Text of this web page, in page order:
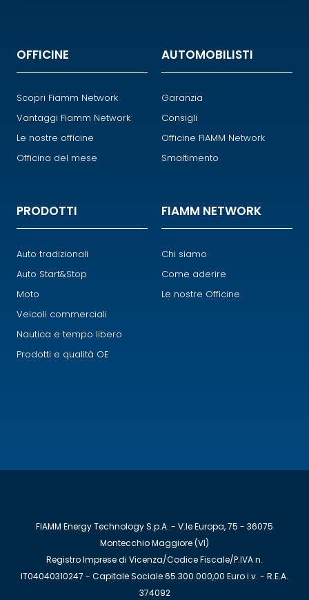
OFFICINE
Scopri Fiamm Network
Vantaggi Fiamm Network
Le nostre officine
Officina del mese
AUTOMOBILISTI
Garanzia
Consigli
Officine FIAMM Network
Smaltimento
PRODOTTI
Auto tradizionali
Auto Start&Stop
Moto
Veicoli commerciali
Nautica e tempo libero
Prodotti e qualità OE
FIAMM NETWORK
Chi siamo
Come aderire
Le nostre Officine
FIAMM Energy Technology S.p.A. - V.le Europa, 75 - 36075
Montecchio Maggiore (VI)
Registro Imprese di Vicenza/Codice Fiscale/P.IVA n.
IT04040310247 - Capitale Sociale 65.300.000,00 Euro i.v. - R.E.A.
374092